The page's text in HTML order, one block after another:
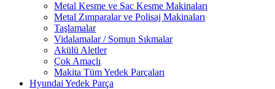
Metal Kesme ve Sac Kesme Makinaları
Metal Zımparalar ve Polisaj Makinaları
Taşlamalar
Vidalamalar / Somun Sıkmalar
Akülü Aletler
Çok Amaçlı
Makita Tüm Yedek Parçaları
Hyundai Yedek Parça